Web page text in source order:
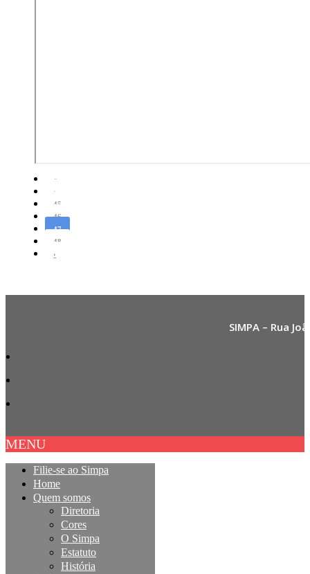
«
‹
45
46
47
48
›
SIMPA – Rua
MENU
Filie-se ao Simpa
Home
Quem somos
Diretoria
Cores
O Simpa
Estatuto
História